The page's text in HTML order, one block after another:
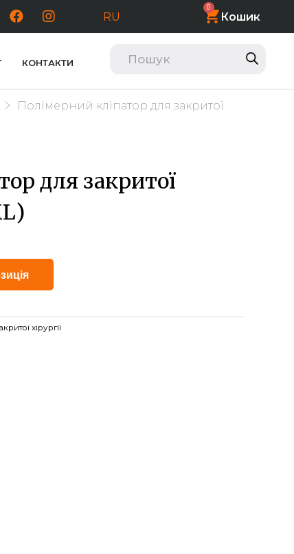
RU
0
Кошик
КОНТАКТИ
Полімерний кліпатор для закритої
для закритої
хірургії